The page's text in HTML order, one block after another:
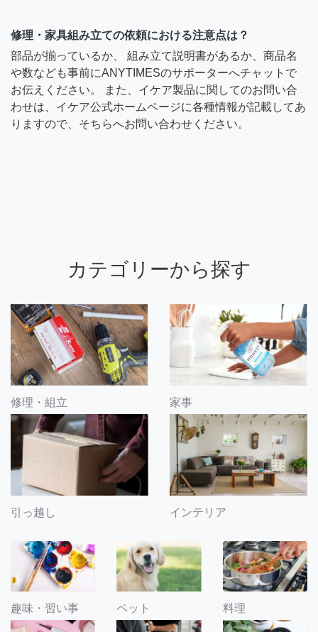
修理・家具組み立ての依頼における注意点は？
部品が揃っているか、 組み立て説明書があるか、商品名
や数なども事前にANYTIMESのサポーターへチャットで
お伝えください。 また、イケア製品に関してのお問い合
わせは、イケア公式ホームページに各種情報が記載してあ
りますので、そちらへお問い合わせください。
カテゴリーから探す
修理・組立 家事
引っ越し インテリア
趣味・習い事 ペット 料理